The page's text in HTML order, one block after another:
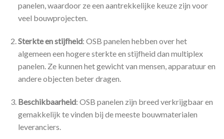
panelen, waardoor ze een aantrekkelijke keuze zijn voor
veel bouwprojecten.
Sterkte en stijfheid: OSB panelen hebben over het
algemeen een hogere sterkte en stijfheid dan multiplex
panelen. Ze kunnen het gewicht van mensen, apparatuur en
andere objecten beter dragen.
Beschikbaarheid: OSB panelen zijn breed verkrijgbaar en
gemakkelijk te vinden bij de meeste bouwmaterialen
leveranciers.